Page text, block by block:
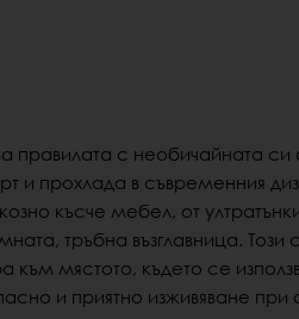
правилата с необичайната
и прохлада в съвременния
късче мебел, от
тръбна възглавница. Този
мястото, където се
и приятно изживяване при